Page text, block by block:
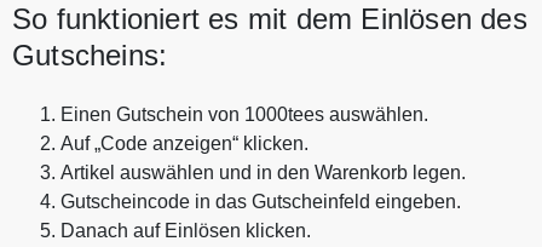
So funktioniert es mit dem Einlösen des
Gutscheins:
Einen Gutschein von 1000tees auswählen.
Auf „Code anzeigen“ klicken.
Artikel auswählen und in den Warenkorb legen.
Gutscheincode in das Gutscheinfeld eingeben.
Danach auf Einlösen klicken.